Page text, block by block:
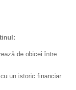
de obicei între
un istoric financiar